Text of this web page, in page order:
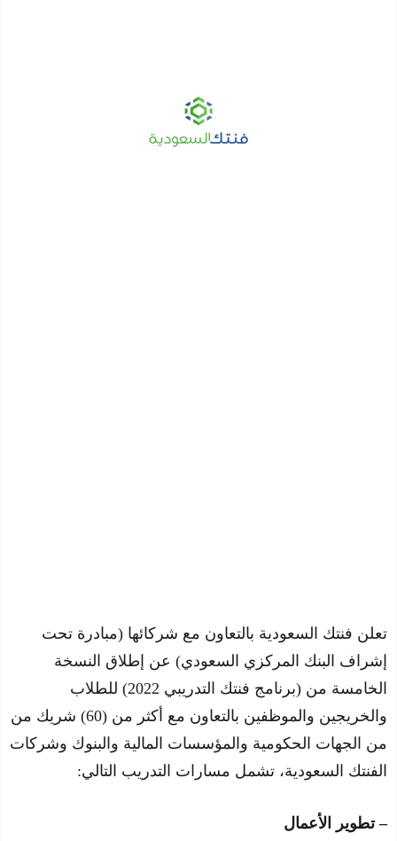
تعلن فنتك السعودية بالتعاون مع شركائها (مبادرة تحت
إشراف البنك المركزي السعودي) عن إطلاق النسخة
الخامسة من (برنامج فنتك التدريبي 2022) للطلاب
والخريجين والموظفين بالتعاون مع أكثر من (60) شريك من
من الجهات الحكومية والمؤسسات المالية والبنوك وشركات
الفنتك السعودية، تشمل مسارات التدريب التالي:
– تطوير الأعمال